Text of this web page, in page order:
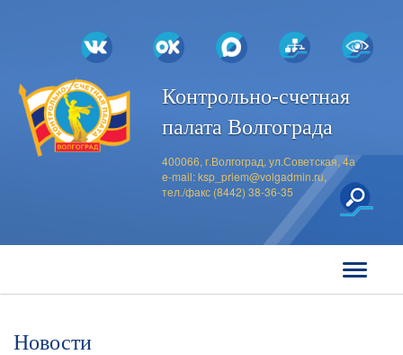
Контрольно-счетная
палата Волгограда
400066, г.Волгоград, ул.Советская, 4а
e-mail:ksp_priem@volgadmin.ru,
тел./факс (8442) 38-36-35
Новости